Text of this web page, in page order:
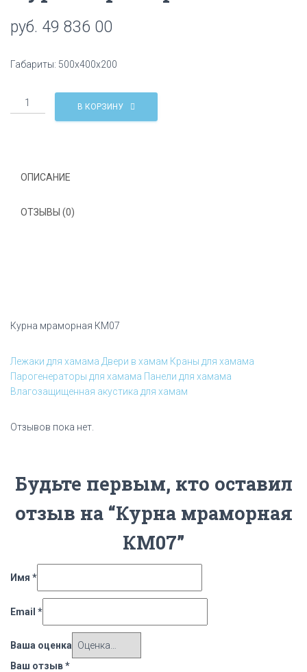
руб. 49 836 00
Габариты: 500х400х200
Количество
Курна
В КОРЗИНУ
ОПИСАНИЕ
ОТЗЫВЫ (0)
Курна мраморная КМ07
Лежаки для хамама Двери в хамам Краны для хамама
Парогенераторы для хамама Панели для хамама
Влагозащищенная акустика для хамам
Отзывов пока нет.
Будьте первым, кто оставил
отзыв на “Курна мраморная
КМ07”
Имя *
Email *
Ваша оценка
Ваш отзыв*